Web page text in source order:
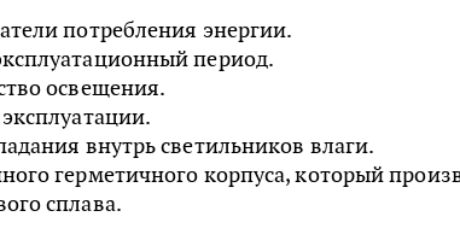
потребления энергии.
период.
освещения.
внутрь светильников влаги.
герметичного корпуса, который
сплава.